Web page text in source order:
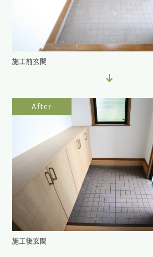
施工前玄関
After
施工後玄関